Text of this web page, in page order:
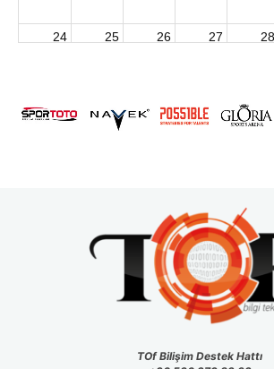
24 25 26 27 28
TOf Bilişim Destek Hattı